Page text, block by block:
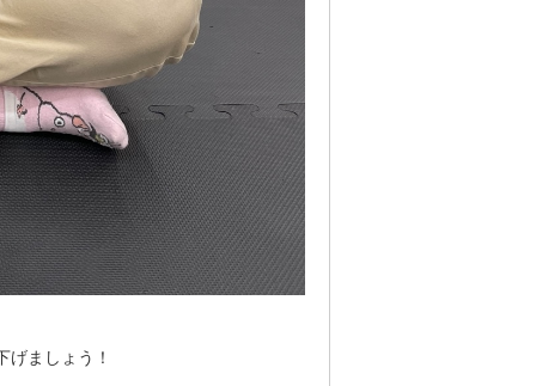
ましょう！